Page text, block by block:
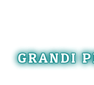
GRANDI